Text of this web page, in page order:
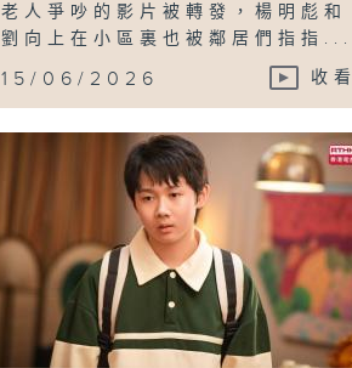
老人爭吵的影片被轉發，楊明彪和
劉向上在小區裏也被鄰居們指指...
15/06/2026 收看